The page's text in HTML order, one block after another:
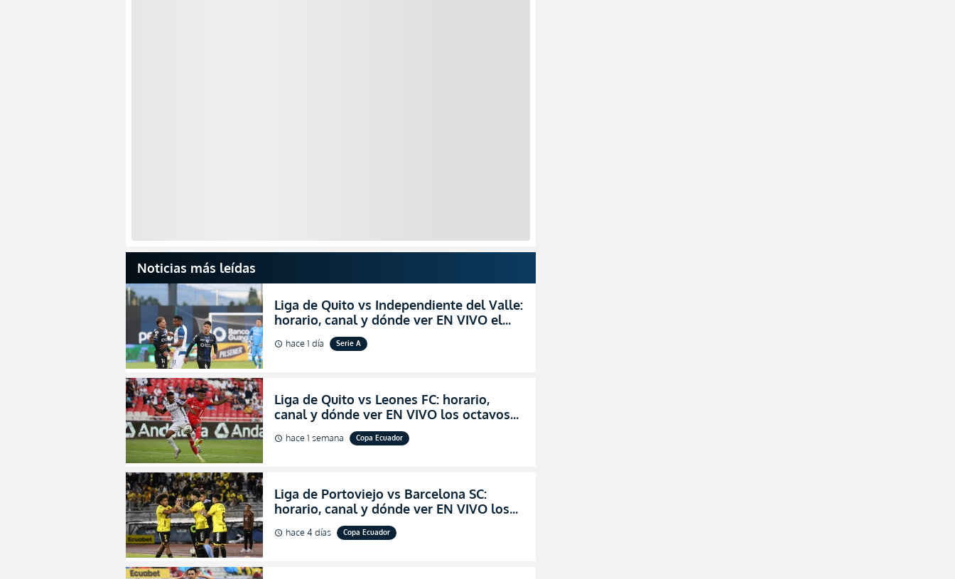
Noticias más leídas
Liga de Quito vs Independiente del Valle:
horario, canal y dónde ver EN VIVO el
partidazo por la fecha 24 de la LigaPro
2026
schedule hace 1 día Serie A
Liga de Quito vs Leones FC: horario,
canal y dónde ver EN VIVO los octavos
de final de la Copa Ecuador 2026
schedule hace 1 semana Copa Ecuador
Liga de Portoviejo vs Barcelona SC:
horario, canal y dónde ver EN VIVO los
octavos de final de la Copa Ecuador 2026
schedule hace 4 días Copa Ecuador